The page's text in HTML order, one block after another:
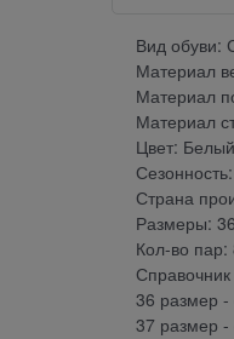
Вид обуви:
Материал
Материал
Материал
Цвет:
Страна
Размеры:
Кол-во пар:
36 размер -
37 размер -